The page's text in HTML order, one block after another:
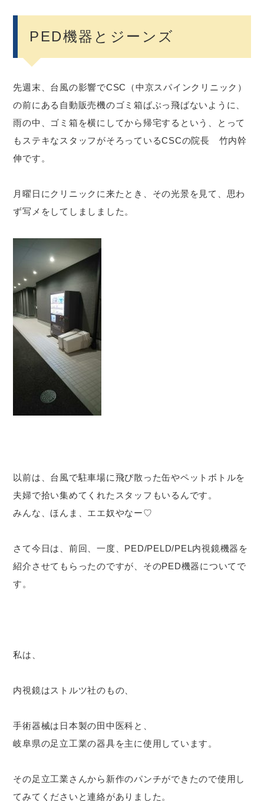
PED機器とジーンズ
先週末、台風の影響でCSC（中京スパインクリニック）
の前にある自動販売機のゴミ箱ばぶっ飛ばないように、
雨の中、ゴミ箱を横にしてから帰宅するという、とって
もステキなスタッフがそろっているCSCの院長 竹内幹
伸です。
月曜日にクリニックに来たとき、その光景を見て、思わ
ず写メをしてしましました。
以前は、台風で駐車場に飛び散った缶やペットボトルを
夫婦で拾い集めてくれたスタッフもいるんです。
みんな、ほんま、エエ奴やなー♡
さて今日は、前回、一度、PED/PELD/PEL内視鏡機器を
紹介させてもらったのですが、そのPED機器についてで
す。
私は、
内視鏡はストルツ社のもの、
手術器械は日本製の田中医科と、
岐阜県の足立工業の器具を主に使用しています。
その足立工業さんから新作のパンチができたので使用し
てみてくださいと連絡がありました。